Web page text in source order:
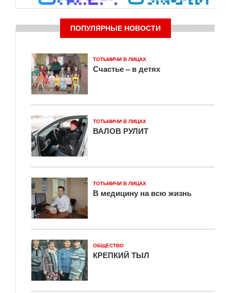
ПОПУЛЯРНЫЕ НОВОСТИ
ТОТЬМИЧИ В ЛИЦАХ
Счастье – в детях
ТОТЬМИЧИ В ЛИЦАХ
ВАЛОВ РУЛИТ
ТОТЬМИЧИ В ЛИЦАХ
В медицину на всю жизнь
ОБЩЕСТВО
КРЕПКИЙ ТЫЛ